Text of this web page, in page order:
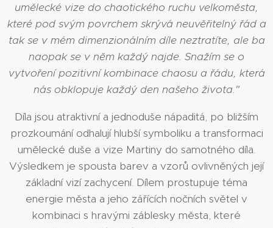
umělecké vize do chaotického ruchu velkoměsta,
které pod svým povrchem skrývá neuvěřitelný řád a
tak se v mém dimenzionálním díle neztratíte, ale ba
naopak se v něm každý najde. Snažím se o
vytvoření pozitivní kombinace chaosu a řádu, která
nás obklopuje každý den našeho života."
Díla jsou atraktivní a jednoduše nápaditá, po bližším
prozkoumání odhalují hlubší symboliku a transformaci
umělecké duše a vize Martiny do samotného díla.
Výsledkem je spousta barev a vzorů ovlivněných její
základní vizí zachycení. Dílem prostupuje téma
energie města a jeho zářících nočních světel v
kombinaci s hravými záblesky města, které